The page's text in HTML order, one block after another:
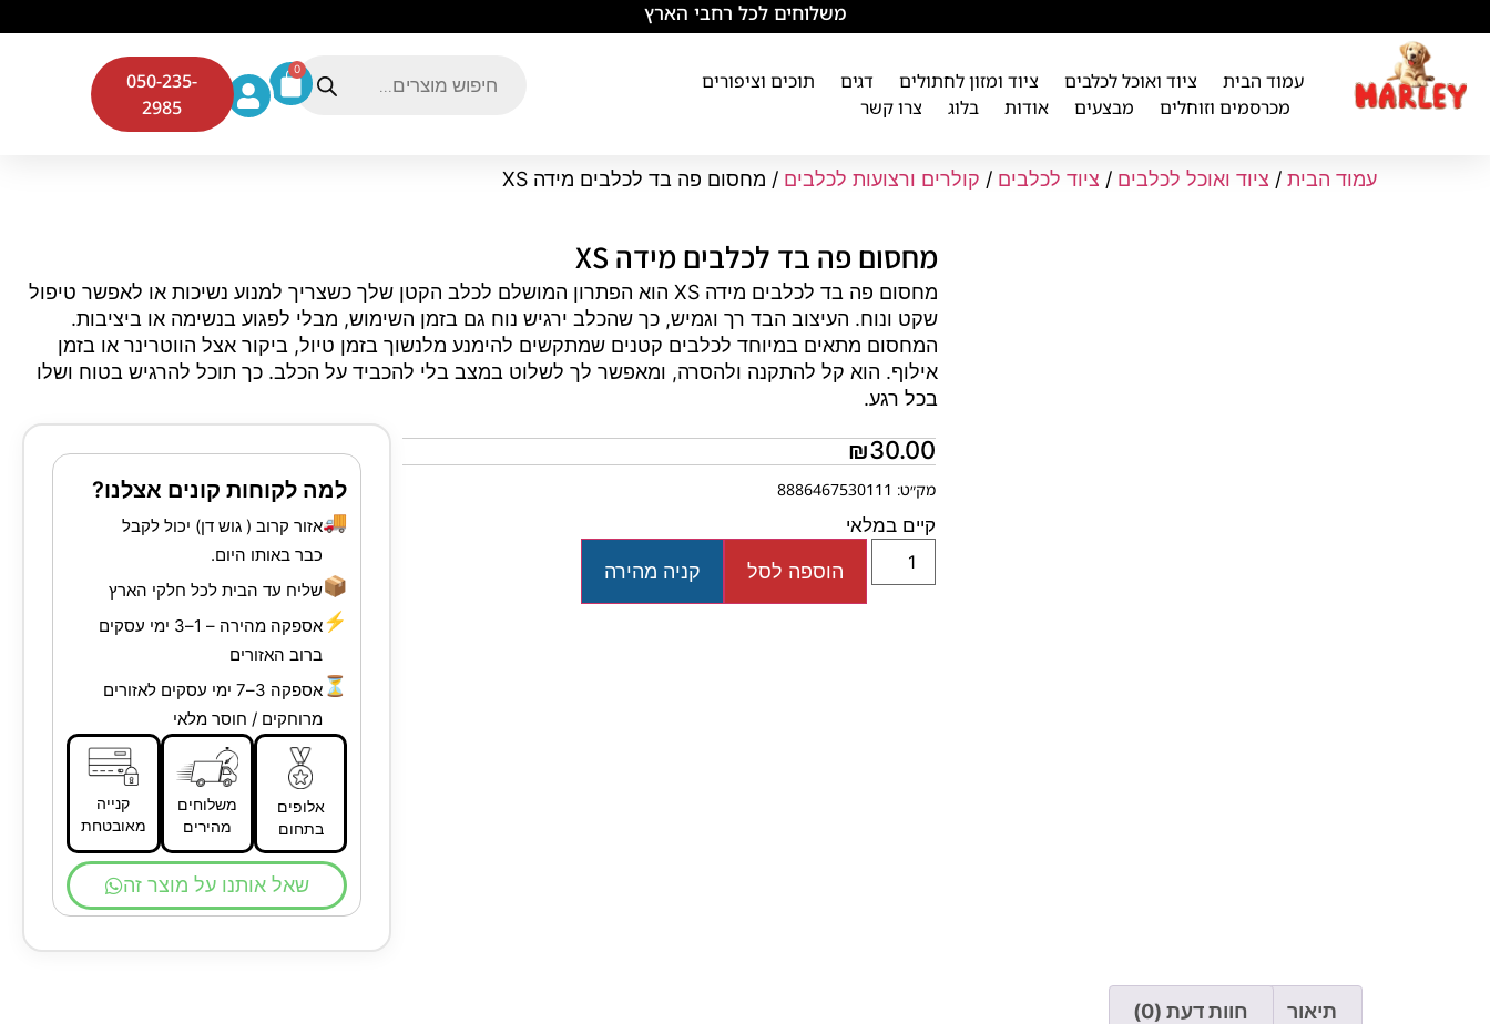
משלוחים לכל רחבי הארץ
עמוד הבית ציוד ואוכל לכלבים ציוד ומזון לחתולים דגים
תוכים וציפורים
מכרסמים וזוחלים
מבצעים אודות בלוג צרו קשר
0
050-235-
2985
עמוד הבית / ציוד ואוכל לכלבים / ציוד לכלבים / קולרים ורצועות לכלבים / מחסום פה בד לכלבים מידה XS
מחסום פה בד לכלבים מידה XS
מחסום פה בד לכלבים מידה XS הוא הפתרון המושלם לכלב הקטן שלך כשצריך למנוע נשיכות או לאפשר טיפול
שקט ונוח. העיצוב הבד רך וגמיש, כך שהכלב ירגיש נוח גם בזמן השימוש, מבלי לפגוע בנשימה או ביציבות.
המחסום מתאים במיוחד לכלבים קטנים שמתקשים להימנע מלנשוך בזמן טיול, ביקור אצל הווטרינר או בזמן
אילוף. הוא קל להתקנה ולהסרה, ומאפשר לך לשלוט במצב בלי להכביד על הכלב. כך תוכל להרגיש בטוח ושלו
בכל רגע.
₪30.00
מק״ט: 8886467530111
קיים במלאי
הוספה לסל קניה מהירה
למה לקוחות קונים אצלנו?
🚚אזור קרוב ( גוש דן) יכול לקבל
כבר באותו היום.
📦שליח עד הבית לכל חלקי הארץ
⚡
אספקה מהירה – 1–3 ימי עסקים
ברוב האזורים
⏳
אספקה 3–7 ימי עסקים לאזורים
מרוחקים / חוסר מלאי
אלופים
בתחום
משלוחים
מהירים
קנייה
מאובטחת
שאל אותנו על מוצר זה
תיאור חוות דעת (0)